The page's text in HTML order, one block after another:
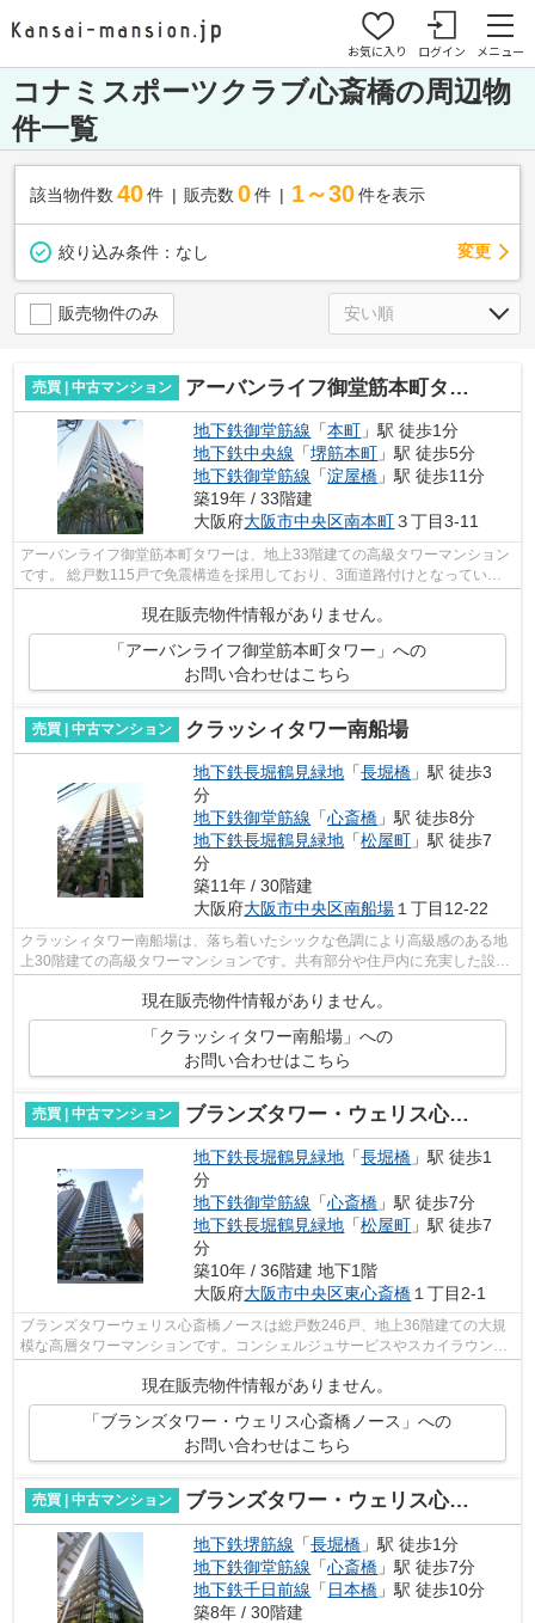
お気に入り ログイン メニュー
コナミスポーツクラブ心斎橋の周辺物
件一覧
該当物件数 40件 販売数 0 件 1～30 件を表示
絞り込み条件： なし 変更
販売物件のみ
売買 | 中古マンション アーバンライフ御堂筋本町タワー
地下鉄御堂筋線 「本町 」駅 徒歩1分
地下鉄中央線 「堺筋本町 」駅 徒歩5分
地下鉄御堂筋線 「淀屋橋 」駅 徒歩11分
築19年 / 33階建
大阪府大阪市中央区南本町３丁目3-11
アーバンライフ御堂筋本町タワーは、地上33階建ての高級タワーマンション
です。 総戸数115戸で免震構造を採用しており、3面道路付けとなっている
現在販売物件情報がありません。
「アーバンライフ御堂筋本町タワー」への
お問い合わせはこちら
売買 | 中古マンション クラッシィタワー南船場
地下鉄長堀鶴見緑地 「長堀橋 」駅 徒歩3
分
地下鉄御堂筋線 「心斎橋 」駅 徒歩8分
地下鉄長堀鶴見緑地 「松屋町 」駅 徒歩7
分
築11年 / 30階建
大阪府大阪市中央区南船場 １丁目12-22
クラッシィタワー南船場は、落ち着いたシックな色調により高級感のある地
上30階建ての高級タワーマンションです。共有部分や住戸内に充実した設備
や施設を整えているので、快適な暮ら...
現在販売物件情報がありません。
「クラッシィタワー南船場」への
お問い合わせはこちら
売買 | 中古マンション ブランズタワー・ウェリス心斎橋ノース
地下鉄長堀鶴見緑地 「長堀橋 」駅 徒歩1
分
地下鉄御堂筋線 「心斎橋 」駅 徒歩7分
地下鉄長堀鶴見緑地 「松屋町 」駅 徒歩7
分
築10年 / 36階建 地下1階
大阪府大阪市中央区東心斎橋１丁目2-1
ブランズタワーウェリス心斎橋ノースは総戸数246戸、地上36階建ての大規
模な高層タワーマンションです。コンシェルジュサービスやスカイラウンジ
現在販売物件情報がありません。
「ブランズタワー・ウェリス心斎橋ノース」への
お問い合わせはこちら
売買 | 中古マンション ブランズタワー・ウェリス心斎橋サウス
地下鉄堺筋線 「長堀橋 」駅 徒歩1分
地下鉄御堂筋線 「心斎橋 」駅 徒歩7分
地下鉄千日前線 「日本橋 」駅 徒歩10分
築8年 / 30階建